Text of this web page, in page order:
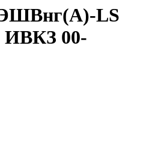
LS
ИВКЗ 00-